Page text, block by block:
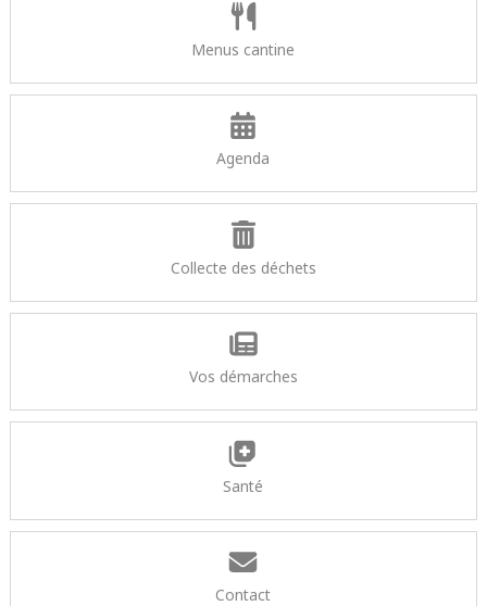
Menus cantine
Agenda
Collecte des déchets
Vos démarches
Santé
Contact